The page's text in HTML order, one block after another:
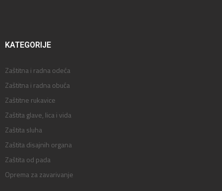
KATEGORIJE
Zaštitna i radna odeća
Zaštitna i radna obuća
Zaštitne rukavice
Zaštita glave, lica i vida
Zaštita sluha
Zaštita disajnih organa
Zaštita od pada
Oprema za zavarivanje